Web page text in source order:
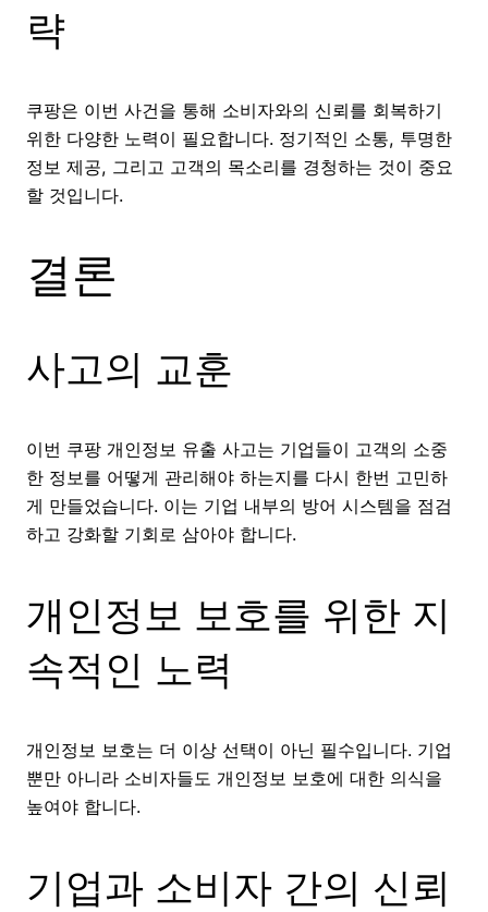
략
쿠팡은 이번 사건을 통해 소비자와의 신뢰를 회복하기
위한 다양한 노력이 필요합니다. 정기적인 소통, 투명한
정보 제공, 그리고 고객의 목소리를 경청하는 것이 중요
할 것입니다.
결론
사고의 교훈
이번 쿠팡 개인정보 유출 사고는 기업들이 고객의 소중
한 정보를 어떻게 관리해야 하는지를 다시 한번 고민하
게 만들었습니다. 이는 기업 내부의 방어 시스템을 점검
하고 강화할 기회로 삼아야 합니다.
개인정보 보호를 위한 지
속적인 노력
개인정보 보호는 더 이상 선택이 아닌 필수입니다. 기업
뿐만 아니라 소비자들도 개인정보 보호에 대한 의식을
높여야 합니다.
기업과 소비자 간의 신뢰